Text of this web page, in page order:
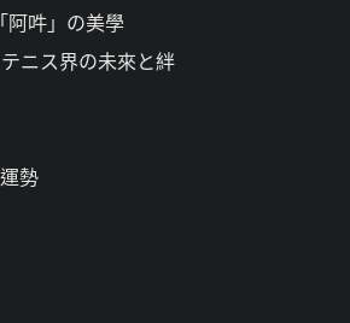
阿吽」の美學
ニス界の未來と絆
勢